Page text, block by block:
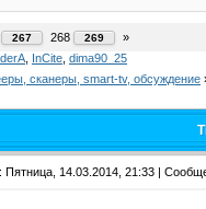
267 268 269
»
InCite dima90_25
сканеры, smart-tv, обсуждение
Пятница, 14.03.2014, 21:33 |